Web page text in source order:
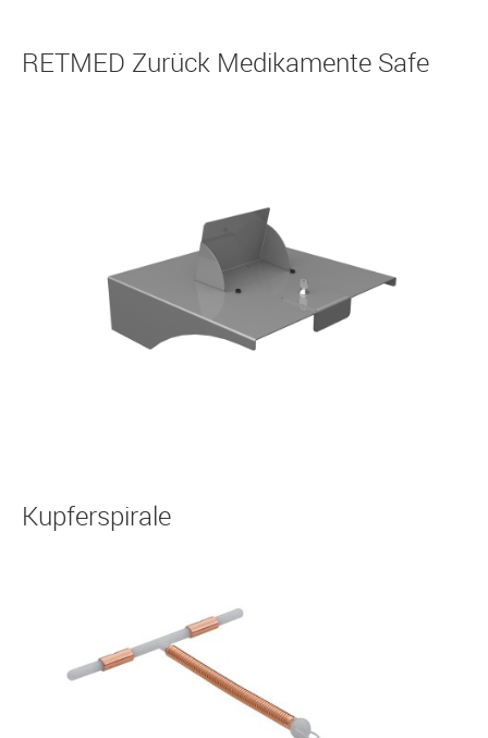
RETMED Zurück Medikamente Safe
Kupferspirale